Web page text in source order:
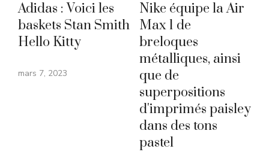
Adidas : Voici les
baskets Stan Smith
Hello Kitty
mars 7, 2023
Nike équipe la Air
Max 1 de
breloques
métalliques, ainsi
que de
superpositions
d'imprimés paisley
dans des tons
pastel